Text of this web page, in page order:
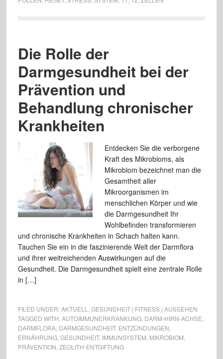
Die Rolle der
Darmgesundheit bei der
Prävention und
Behandlung chronischer
Krankheiten
Entdecken Sie die verborgene
Kraft des Mikrobioms, als
Mikrobiom bezeichnet man die
Gesamtheit aller
Mikroorganismen im
menschlichen Körper und wie
die Darmgesundheit Ihr
Wohlbefinden transformieren
und chronische Krankheiten in Schach halten kann.
Tauchen Sie ein in die faszinierende Welt der Darmflora
und ihrer weitreichenden Auswirkungen auf die
Gesundheit. Die Darmgesundheit spielt eine zentrale Rolle
in […]
FILED UNDER:AKTUELL
GESUNDHEIT | FITNESS | AUSSEHEN
TAGGED WITH:AUTOIMMUNERKRANKUNG, DARM-HIRN-ACHSE
DARMFLORA, DARMGESUNDHEIT, ENTZÜNDUNGEN
ERNÄHRUNG, GESUNDHEIT, IMMUNSYSTEM MIKROBIOM
PRÄVENTION ZEOLITH-ENTGIFTUNG